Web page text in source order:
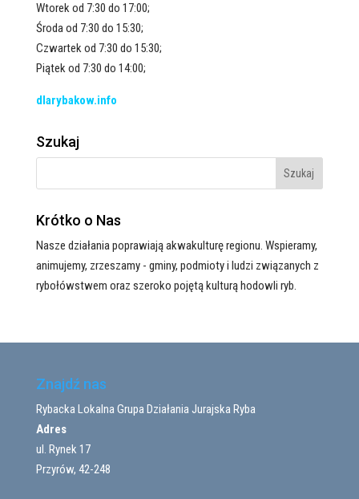
Wtorek od 7:30 do 17:00;
Środa od 7:30 do 15:30;
Czwartek od 7:30 do 15:30;
Piątek od 7:30 do 14:00;
dlarybakow.info
Szukaj
Krótko o Nas
Nasze działania poprawiają akwakulturę regionu. Wspieramy,
animujemy, zrzeszamy - gminy, podmioty i ludzi związanych z
rybołówstwem oraz szeroko pojętą kulturą hodowli ryb.
Znajdź nas
Rybacka Lokalna Grupa Działania Jurajska Ryba
Adres
ul. Rynek 17
Przyrów, 42-248